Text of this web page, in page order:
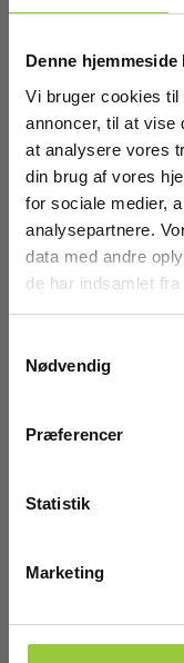
Denne
Vi bruger cookies
annoncer, til at vise
at analysere vores
din brug af vores
for sociale medier,
analysepartnere.
data med andre
de har indsamlet
Nødvendig
Præferencer
Statistik
Marketing
83 mm
Indhold
Tilbehør